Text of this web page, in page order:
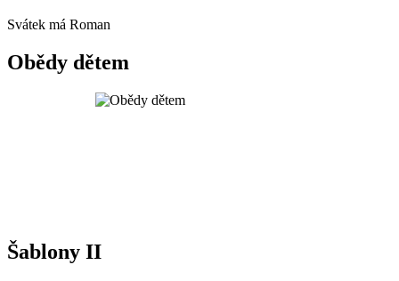
Svátek má Roman
Obědy dětem
Šablony II